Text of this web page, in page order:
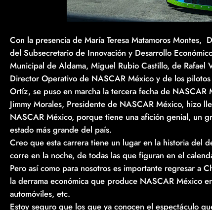
Con la presencia de María Teresa Matamoros Montes,
del Subsecretario de Innovación y Desarrollo
Municipal de Aldama, Miguel Rubio Castillo, de
Director Operativo de NASCAR México y de los
Ortíz, se puso en marcha la tercera fecha de
Jimmy Morales, Presidente de NASCAR México, hizo
NASCAR México, porque tiene una afición genial, un
estado más grande del país.
Creo que esta carrera tiene un lugar en la historia del
corre en la noche, de todas las que figuran en el
Pero así como para nosotros es importante regresar a
la derrama económica que produce NASCAR México
automóviles, etc.
Estoy seguro que los que ya conocen el espectáculo